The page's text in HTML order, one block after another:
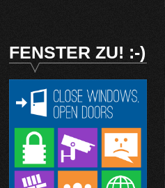
FENSTER ZU! :-)